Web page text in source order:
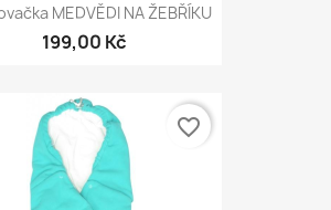
MEDVĚDI NA ŽEBŘÍKU
199,00 Kč
favorite_border